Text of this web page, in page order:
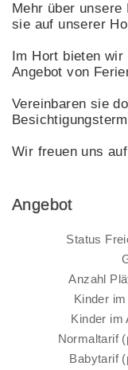
Mehr über
sie auf unserer
Im Hort bieten
Angebot von
Vereinbaren sie
Wir freuen uns
Angebot
Status
Anzahl
Kinder
Kinder im
Normaltarif
Babytarif